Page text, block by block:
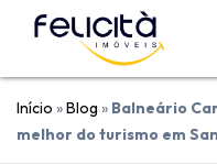
Início »Blog » Balneário
melhor do turismo em